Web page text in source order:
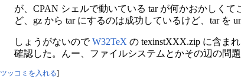
が、CPAN シェルで動いている tar が何かおかしく
ど、gz から tar にするのは成功しているけど、tar を
しょうがないのでW32TeX の texinstXXX.zip に含ま
確認した。んー、ファイルシステムとかその辺の問
ツッコミを入れる